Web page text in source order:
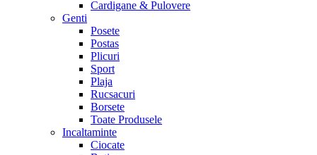
Cardigane & Pulovere
Genti
Posete
Postas
Plicuri
Sport
Plaja
Rucsacuri
Borsete
Toate Produsele
Incaltaminte
Ciocate